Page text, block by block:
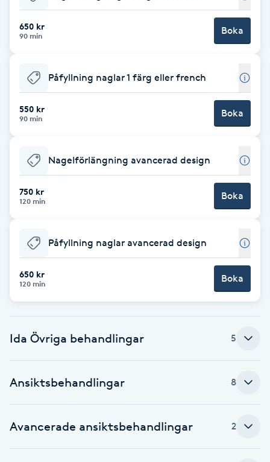
Babylights
Balayage
Barber
Barnklippning
BIAB
Blowout
Bottenfärg
Brynplockning
650 kr
90 min Boka
Påfyllning naglar 1 färg eller french
550 kr
90 min Boka
Nagelförlängning avancerad design
750 kr
120 min Boka
Påfyllning naglar avancerad design
650 kr
120 min Boka
Ida Övriga behandlingar 5
Ansiktsbehandlingar 8
Avancerade ansiktsbehandlingar 2